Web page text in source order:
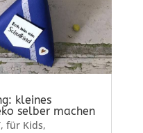
kleines
selber machen
, für Kids,